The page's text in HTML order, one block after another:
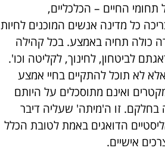
החיים – הכלכליים,
כל מדינה אנשים המוכנים לחיות
כולה תחיה באמצע. בכל קהילה
לביטחון, לחינוך, לקליטה וכו'.
לא תוכל להתקיים בחיי אמצע
ואינם מתוסכלים על היותם
בחלקם. זו ה'מיתה' שעליה דיבר
הדואגים באמת לטובת הכלל
אישיים.